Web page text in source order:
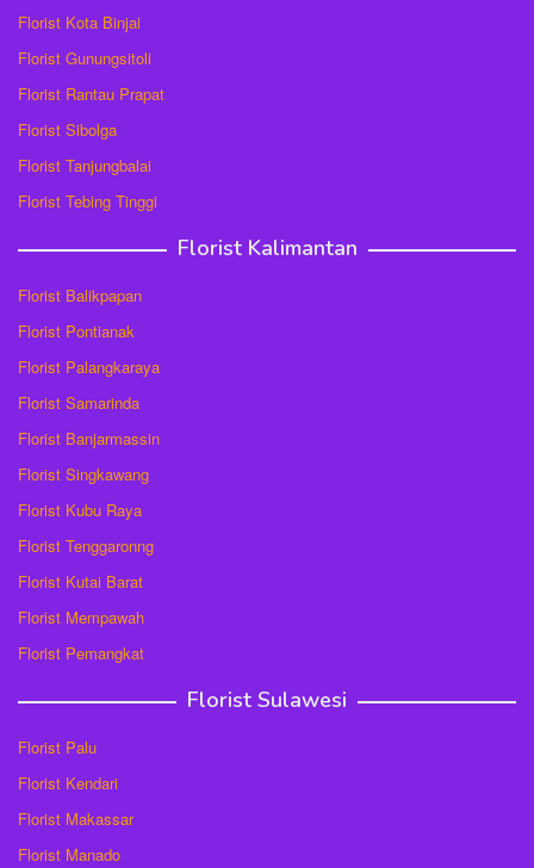
Florist Kota Binjai
Florist Gunungsitoli
Florist Rantau Prapat
Florist Sibolga
Florist Tanjungbalai
Florist Tebing Tinggi
Florist Kalimantan
Florist Balikpapan
Florist Pontianak
Florist Palangkaraya
Florist Samarinda
Florist Banjarmassin
Florist Singkawang
Florist Kubu Raya
Florist Tenggaronng
Florist Kutai Barat
Florist Mempawah
Florist Pemangkat
Florist Sulawesi
Florist Palu
Florist Kendari
Florist Makassar
Florist Manado